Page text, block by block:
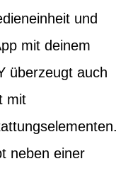
und
mit deinem
überzeugt auch
mit
neben einer